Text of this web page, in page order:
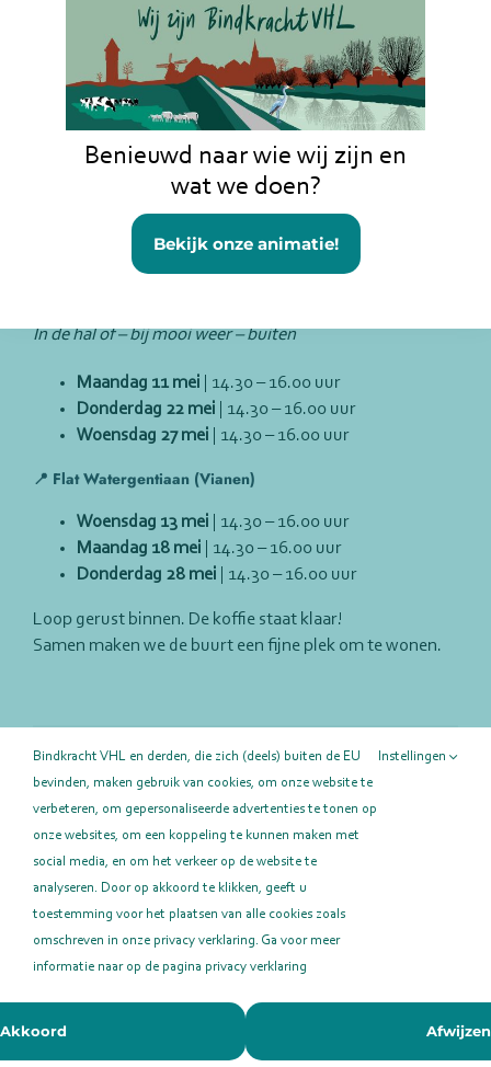
Zin in een kop koffie en een goed gesprek? Kom langs bij
het Buurtbakkie!
Een moment om elkaar te ontmoeten, bij te praten en te
delen wat er leeft in jouw buurt. Je bent welkom om mee
te praten, maar ook gewoon om gezellig aan te
De Buurtbakkies worden begeleid door opbouwwerker
Jaco van der Veld.
In de hal of – bij mooi weer – buiten
Maandag 11 mei | 14.30 – 16.00 uur
Donderdag 22 mei | 14.30 – 16.00 uur
Woensdag 27 mei | 14.30 – 16.00 uur
📍 Flat Watergentiaan (Vianen)
Woensdag 13 mei | 14.30 – 16.00 uur
Maandag 18 mei | 14.30 – 16.00 uur
Donderdag 28 mei | 14.30 – 16.00 uur
Loop gerust binnen. De koffie staat klaar!
Samen maken we de buurt een fijne plek om te wonen.
Facebook
X LinkedIn
E-
mail
Privacy Verklaring
Benieuwd naar wie wij zijn en
wat we doen?
Bekijk onze animatie!
Bindkracht VHL en derden, die zich (deels) buiten de EU
bevinden, maken gebruik van cookies, om onze website te
verbeteren, om gepersonaliseerde advertenties te tonen op
onze websites, om een koppeling te kunnen maken met
social media, en om het verkeer op de website te
analyseren. Door op akkoord te klikken, geeft u
toestemming voor het plaatsen van alle cookies zoals
omschreven in onze privacy verklaring. Ga voor meer
informatie naar op de pagina privacy verklaring
Instellingen
Akkoord Afwijzen